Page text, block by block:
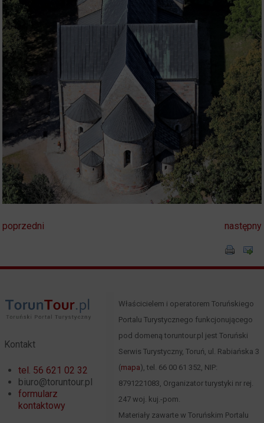
poprzedni następny
Kontakt
tel. 56 621 02 32
biuro@toruntour.pl
formularz
kontaktowy
Właścicielem i operatorem Toruńskiego
Portalu Turystycznego funkcjonującego
pod domeną toruntour.pl jest Toruński
Serwis Turystyczny, Toruń, ul. Rabiańska 3
(mapa), tel. 66 00 61 352, NIP:
8791221083, Organizator turystyki nr rej.
247 woj. kuj.-pom.
Materiały zawarte w Toruńskim Portalu